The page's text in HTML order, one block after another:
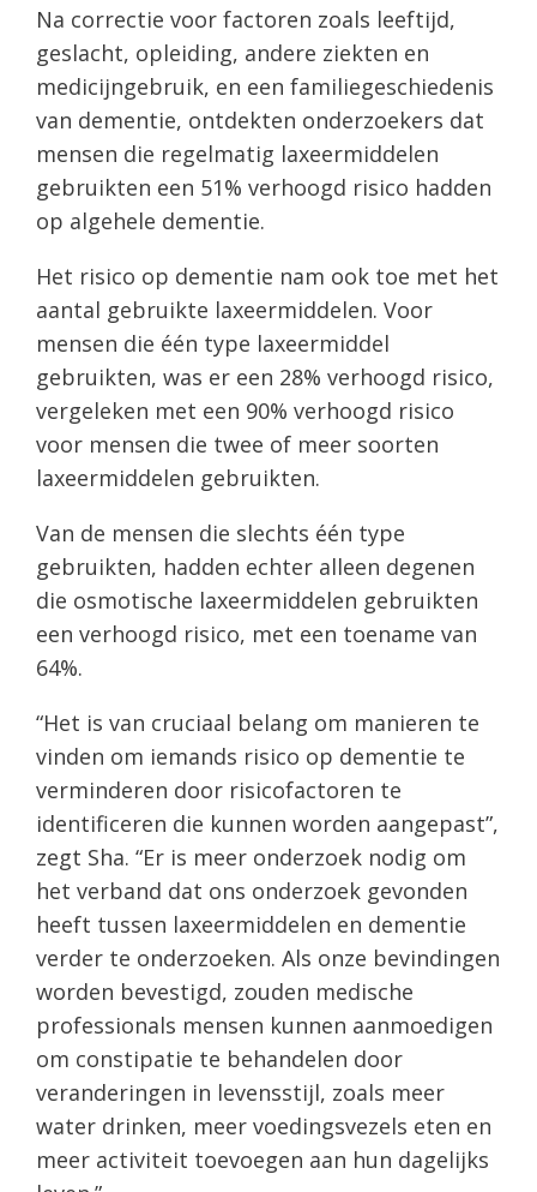
Na correctie voor factoren zoals leeftijd,
geslacht, opleiding, andere ziekten en
medicijngebruik, en een familiegeschiedenis
van dementie, ontdekten onderzoekers dat
mensen die regelmatig laxeermiddelen
gebruikten een 51% verhoogd risico hadden
op algehele dementie.
Het risico op dementie nam ook toe met het
aantal gebruikte laxeermiddelen. Voor
mensen die één type laxeermiddel
gebruikten, was er een 28% verhoogd risico,
vergeleken met een 90% verhoogd risico
voor mensen die twee of meer soorten
laxeermiddelen gebruikten.
Van de mensen die slechts één type
gebruikten, hadden echter alleen degenen
die osmotische laxeermiddelen gebruikten
een verhoogd risico, met een toename van
64%.
“Het is van cruciaal belang om manieren te
vinden om iemands risico op dementie te
verminderen door risicofactoren te
identificeren die kunnen worden aangepast”,
zegt Sha. “Er is meer onderzoek nodig om
het verband dat ons onderzoek gevonden
heeft tussen laxeermiddelen en dementie
verder te onderzoeken. Als onze bevindingen
worden bevestigd, zouden medische
professionals mensen kunnen aanmoedigen
om constipatie te behandelen door
veranderingen in levensstijl, zoals meer
water drinken, meer voedingsvezels eten en
meer activiteit toevoegen aan hun dagelijks